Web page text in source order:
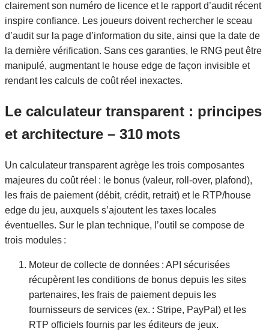
clairement son numéro de licence et le rapport d’audit récent
inspire confiance. Les joueurs doivent rechercher le sceau
d’audit sur la page d’information du site, ainsi que la date de
la dernière vérification. Sans ces garanties, le RNG peut être
manipulé, augmentant le house edge de façon invisible et
rendant les calculs de coût réel inexactes.
Le calculateur transparent : principes
et architecture – 310 mots
Un calculateur transparent agrège les trois composantes
majeures du coût réel : le bonus (valeur, roll‑over, plafond),
les frais de paiement (débit, crédit, retrait) et le RTP/house
edge du jeu, auxquels s’ajoutent les taxes locales
éventuelles. Sur le plan technique, l’outil se compose de
trois modules :
Moteur de collecte de données : API sécurisées
récupèrent les conditions de bonus depuis les sites
partenaires, les frais de paiement depuis les
fournisseurs de services (ex. : Stripe, PayPal) et les
RTP officiels fournis par les éditeurs de jeux.